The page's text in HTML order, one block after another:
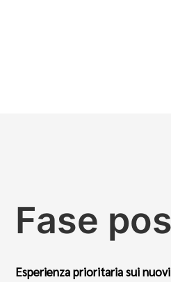
Fase
Esperienza prioritaria sui